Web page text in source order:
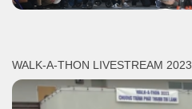
WALK-A-THON LIVESTREAM 2023